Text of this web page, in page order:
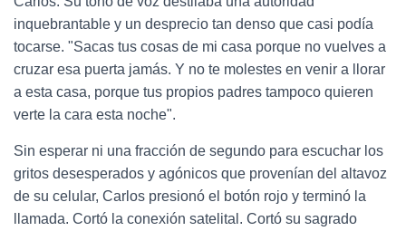
inquebrantable y un desprecio tan denso que casi podía
tocarse. "Sacas tus cosas de mi casa porque no vuelves a
cruzar esa puerta jamás. Y no te molestes en venir a llorar
a esta casa, porque tus propios padres tampoco quieren
verte la cara esta noche".
Sin esperar ni una fracción de segundo para escuchar los
gritos desesperados y agónicos que provenían del altavoz
de su celular, Carlos presionó el botón rojo y terminó la
llamada. Cortó la conexión satelital. Cortó su sagrado